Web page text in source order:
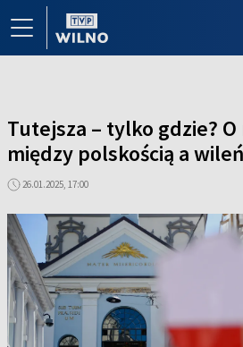
Tutejsza – tylko gdzie?
między polskością a
26.01.2025, 17:00